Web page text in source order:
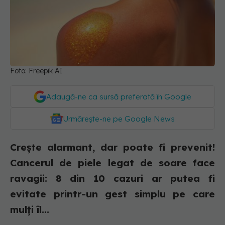
Foto: Freepik AI
Adaugă-ne ca sursă preferată în Google
Urmărește-ne pe Google News
Crește alarmant, dar poate fi prevenit!
Cancerul de piele legat de soare face
ravagii: 8 din 10 cazuri ar putea fi
evitate printr-un gest simplu pe care
mulți îl...